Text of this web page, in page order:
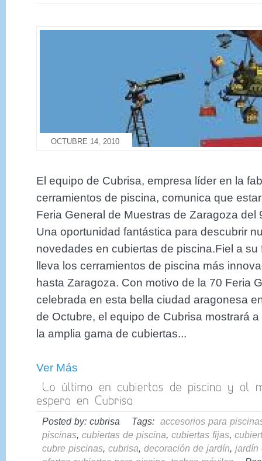
OCTUBRE 14, 2010
El equipo de Cubrisa, empresa líder en la
cerramientos de piscina, comunica que
Feria General de Muestras de Zaragoza del
Una oportunidad fantástica para descubrir
novedades en cubiertas de piscina.Fiel a su
lleva los cerramientos de piscina más
hasta Zaragoza. Con motivo de la 70 Feria
celebrada en esta bella ciudad aragonesa
de Octubre, el equipo de Cubrisa mostrará
la amplia gama de cubiertas...
Ver Más
Posted by: cubrisa Tags: accesorios para
piscinas, cubiertas de piscina, cubiertas fijas,
cubre piscinas, cubrisa, decoración de jardín, jardín